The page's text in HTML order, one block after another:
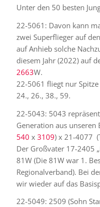
Unter den 50 besten
22-5061: Davon kann
zwei Superflieger auf
auf Anhieb solche
diesem Jahr (2022) auf
2663W.
22-5061 fliegt nur
24., 26., 38., 59.
22-5043: 5043
Generation aus
540 x 3109) x 21-4077
Der Großvater 17-2405
81W (Die 81W war 1.
Regionalverband). Bei
wir wieder auf das
22-5049: 2509 (Sohn